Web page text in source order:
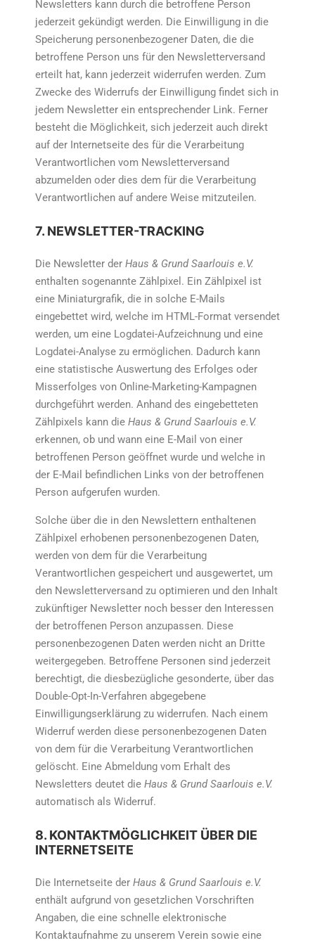
Newsletters kann durch die betroffene Person
jederzeit gekündigt werden. Die Einwilligung in die
Speicherung personenbezogener Daten, die die
betroffene Person uns für den Newsletterversand
erteilt hat, kann jederzeit widerrufen werden. Zum
Zwecke des Widerrufs der Einwilligung findet sich in
jedem Newsletter ein entsprechender Link. Ferner
besteht die Möglichkeit, sich jederzeit auch direkt
auf der Internetseite des für die Verarbeitung
Verantwortlichen vom Newsletterversand
abzumelden oder dies dem für die Verarbeitung
Verantwortlichen auf andere Weise mitzuteilen.
7. NEWSLETTER-TRACKING
Die Newsletter der Haus & Grund Saarlouis e.V.
enthalten sogenannte Zählpixel. Ein Zählpixel ist
eine Miniaturgrafik, die in solche E-Mails
eingebettet wird, welche im HTML-Format versendet
werden, um eine Logdatei-Aufzeichnung und eine
Logdatei-Analyse zu ermöglichen. Dadurch kann
eine statistische Auswertung des Erfolges oder
Misserfolges von Online-Marketing-Kampagnen
durchgeführt werden. Anhand des eingebetteten
Zählpixels kann die Haus & Grund Saarlouis e.V.
erkennen, ob und wann eine E-Mail von einer
betroffenen Person geöffnet wurde und welche in
der E-Mail befindlichen Links von der betroffenen
Person aufgerufen wurden.
Solche über die in den Newslettern enthaltenen
Zählpixel erhobenen personenbezogenen Daten,
werden von dem für die Verarbeitung
Verantwortlichen gespeichert und ausgewertet, um
den Newsletterversand zu optimieren und den Inhalt
zukünftiger Newsletter noch besser den Interessen
der betroffenen Person anzupassen. Diese
personenbezogenen Daten werden nicht an Dritte
weitergegeben. Betroffene Personen sind jederzeit
berechtigt, die diesbezügliche gesonderte, über das
Double-Opt-In-Verfahren abgegebene
Einwilligungserklärung zu widerrufen. Nach einem
Widerruf werden diese personenbezogenen Daten
von dem für die Verarbeitung Verantwortlichen
gelöscht. Eine Abmeldung vom Erhalt des
Newsletters deutet die Haus & Grund Saarlouis e.V.
automatisch als Widerruf.
8. KONTAKTMÖGLICHKEIT ÜBER DIE
INTERNETSEITE
Die Internetseite der Haus & Grund Saarlouis e.V.
enthält aufgrund von gesetzlichen Vorschriften
Angaben, die eine schnelle elektronische
Kontaktaufnahme zu unserem Verein sowie eine